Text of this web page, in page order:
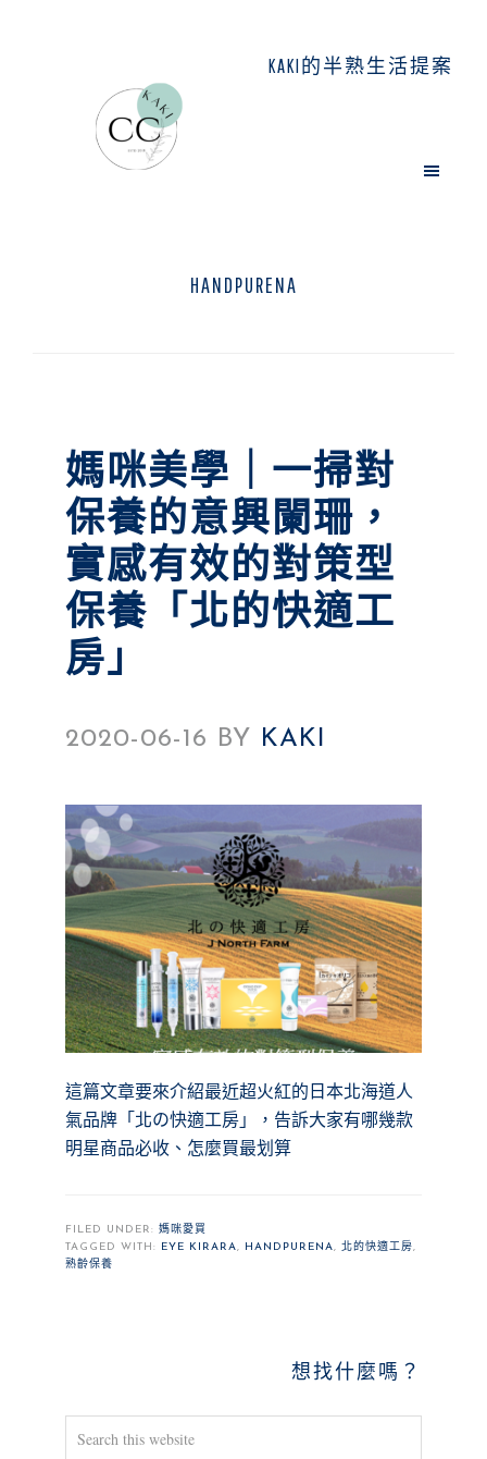
KAKI的半熟生活提案
HANDPURENA
媽咪美學｜一掃對
保養的意興闌珊，
實感有效的對策型
保養「北的快適工
房」
2020-06-16 BY KAKI
這篇文章要來介紹最近超火紅的日本北海道人
氣品牌「北の快適工房」，告訴大家有哪幾款
明星商品必收、怎麼買最划算
FILED UNDER: 媽咪愛買
TAGGED WITH:
EYE KIRARA, HANDPURENA, 北的快適工房,
熟齡保養
想找什麼嗎？
this